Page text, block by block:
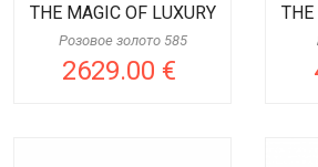
THE MAGIC OF LUXURY
Розовое золото 585
2629.00 €
THE